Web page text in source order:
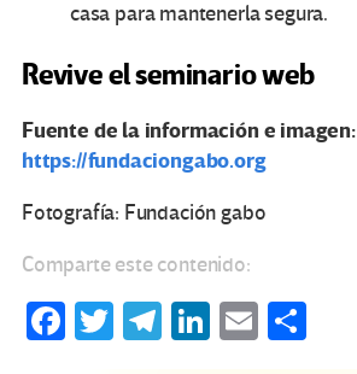
casa para mantenerla segura.
Revive el seminario web
Fuente de la información e imagen:
https://fundaciongabo.org
Fotografía: Fundación gabo
Comparte este contenido:
Fa T
Te Li
E